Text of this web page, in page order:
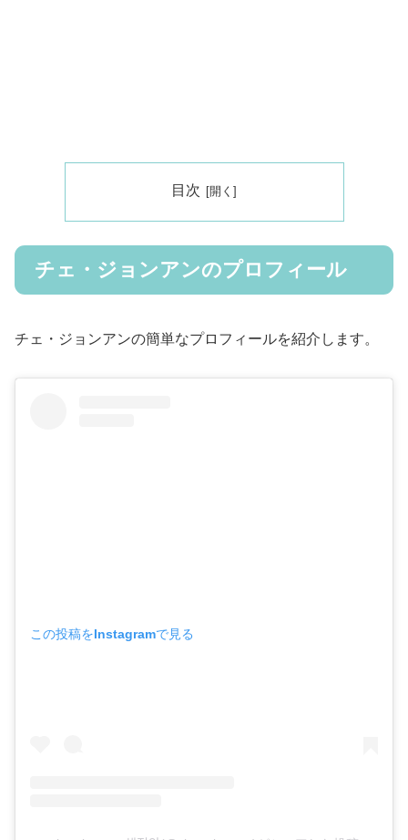
目次
チェ・ジョンアンのプロフィール
チェ・ジョンアンの簡単なプロフィールを紹介します。
この投稿をInstagramで見る